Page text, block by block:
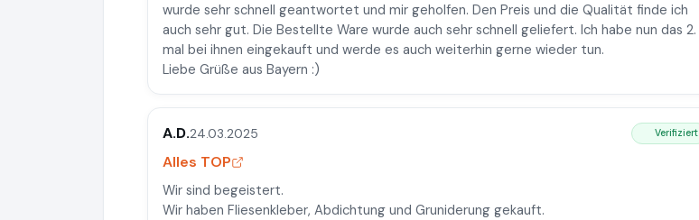
wurde sehr schnell geantwortet und mir geholfen. Den Preis und die Qualität finde ich
auch sehr gut. Die Bestellte Ware wurde auch sehr schnell geliefert. Ich habe nun das 2.
mal bei ihnen eingekauft und werde es auch weiterhin gerne wieder tun.
Liebe Grüße aus Bayern :)
A.D.24.03.2025 Verifiziert
Alles TOP
Wir sind begeistert.
Wir haben Fliesenkleber, Abdichtung und Gruniderung gekauft.